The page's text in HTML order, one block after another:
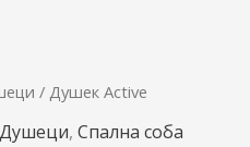
/ Душек Active
Душеци, Спална соба